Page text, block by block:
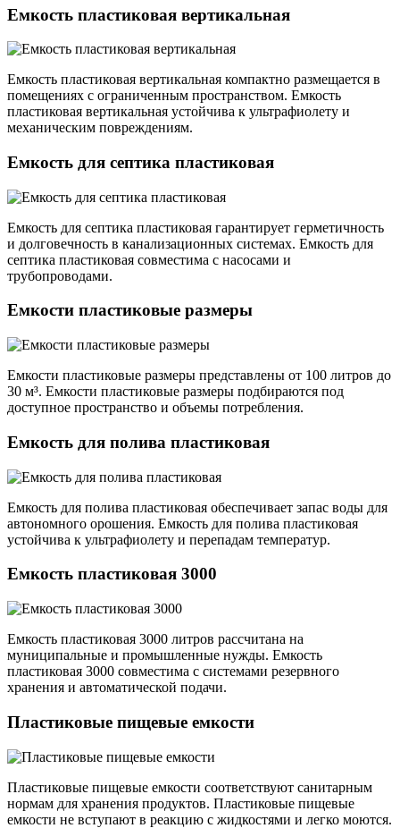
Емкость пластиковая вертикальная
Емкость пластиковая вертикальная компактно размещается в
помещениях с ограниченным пространством. Емкость
пластиковая вертикальная устойчива к ультрафиолету и
механическим повреждениям.
Емкость для септика пластиковая
Емкость для септика пластиковая гарантирует герметичность
и долговечность в канализационных системах. Емкость для
септика пластиковая совместима с насосами и
трубопроводами.
Емкости пластиковые размеры
Емкости пластиковые размеры представлены от 100 литров до
30 м³. Емкости пластиковые размеры подбираются под
доступное пространство и объемы потребления.
Емкость для полива пластиковая
Емкость для полива пластиковая обеспечивает запас воды для
автономного орошения. Емкость для полива пластиковая
устойчива к ультрафиолету и перепадам температур.
Емкость пластиковая 3000
Емкость пластиковая 3000 литров рассчитана на
муниципальные и промышленные нужды. Емкость
пластиковая 3000 совместима с системами резервного
хранения и автоматической подачи.
Пластиковые пищевые емкости
Пластиковые пищевые емкости соответствуют санитарным
нормам для хранения продуктов. Пластиковые пищевые
емкости не вступают в реакцию с жидкостями и легко моются.